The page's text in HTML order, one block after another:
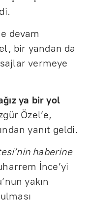
devam
bir yandan da
vermeye
ya bir yol
Özel’e,
yanıt geldi.
haberine
İnce’yi
yakın